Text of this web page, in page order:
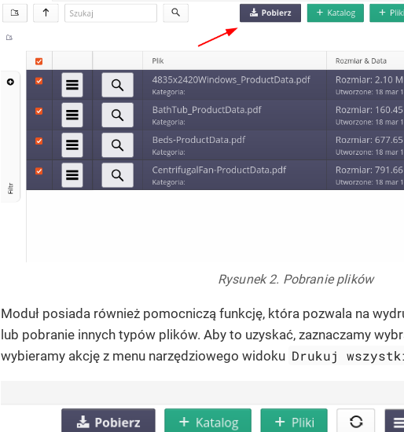
Rysunek 2. Pobranie plików
Moduł posiada również pomocniczą funkcję, która pozwala na
lub pobranie innych typów plików. Aby to uzyskać, zaznaczamy
wybieramy akcję z menu narzędziowego widoku Drukuj